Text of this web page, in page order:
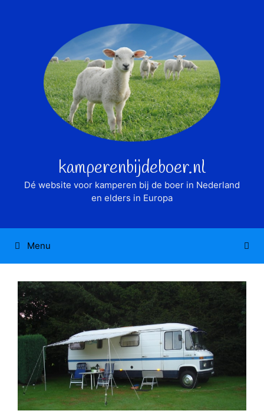
kamperenbijdeboer.nl
Dé website voor kamperen bij de boer in Nederland
en elders in Europa
Menu